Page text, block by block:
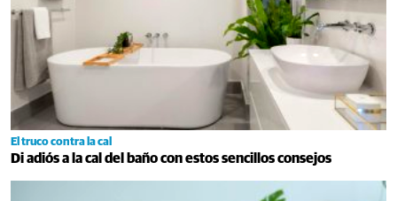
El truco contra la cal
Di adiós a la cal del baño con estos sencillos consejos